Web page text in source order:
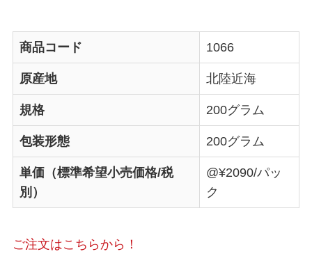
商品コード 1066
原産地 北陸近海
規格 200グラム
包装形態 200グラム
単価（標準希望小売価格/税
別）
@¥2090/パッ
ク
ご注文はこちらから！